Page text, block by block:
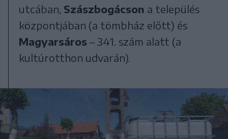
utcában, Szászbogácson a település
központjában (a tömbház előtt) és
Magyarsáros – 341. szám alatt (a
kultúrotthon udvarán).